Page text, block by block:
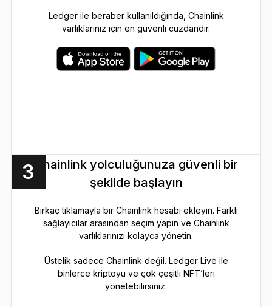
Ledger ile beraber kullanıldığında, Chainlink
varlıklarınız için en güvenli cüzdandır.
3 Chainlink yolculuğunuza güvenli bir
şekilde başlayın
Birkaç tıklamayla bir Chainlink hesabı ekleyin. Farklı
sağlayıcılar arasından seçim yapın ve Chainlink
varlıklarınızı kolayca yönetin.
Üstelik sadece Chainlink değil. Ledger Live ile
binlerce kriptoyu ve çok çeşitli NFT’leri
yönetebilirsiniz.